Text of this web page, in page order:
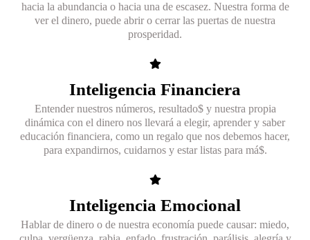
hacia la abundancia o hacia una de escasez. Nuestra forma de
ver el dinero, puede abrir o cerrar las puertas de nuestra
prosperidad.​
Inteligencia Financiera​
Entender nuestros números, resultado$ y nuestra propia
dinámica con el dinero nos llevará a elegir, aprender y saber
educación financiera, como un regalo que nos debemos hacer,
para expandirnos, cuidarnos y estar listas para má$.​
Inteligencia Emocional​
Hablar de dinero o de nuestra economía puede causar: miedo,